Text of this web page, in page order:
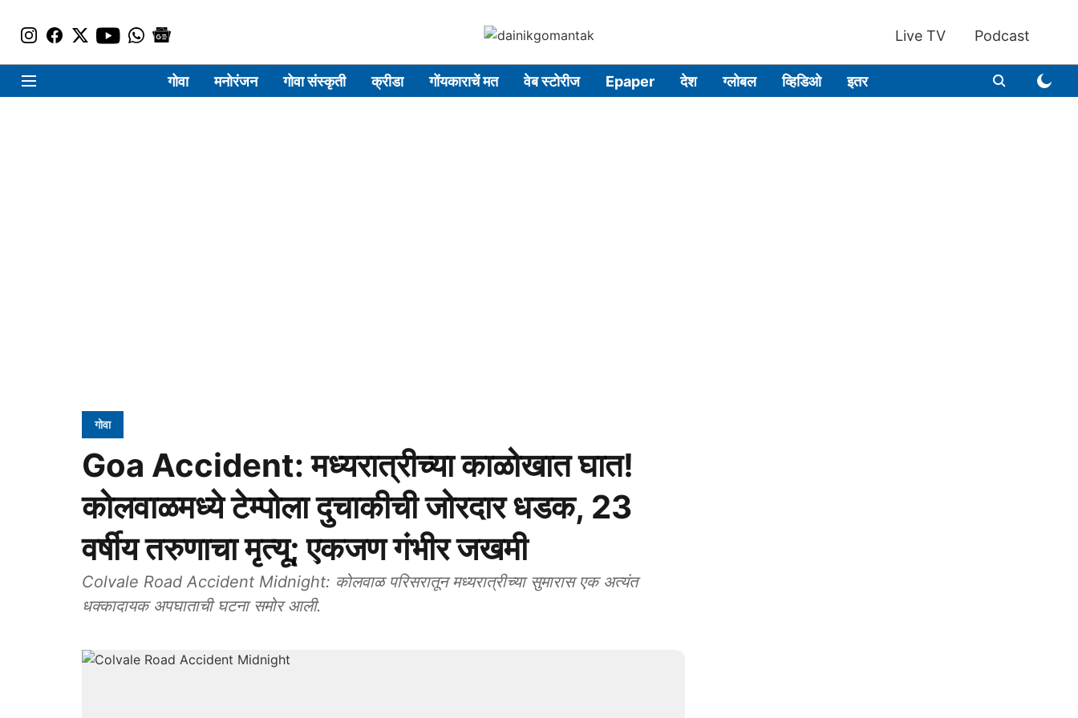
Live TV Podcast
गोवा मनोरंजन गोवा संस्कृती क्रीडा गोंयकाराचें मत वेब स्टोरीज Epaper देश ग्लोबल व्हिडिओ इतर
गोवा
Goa Accident: मध्यरात्रीच्या काळोखात घात!
कोलवाळमध्ये टेम्पोला दुचाकीची जोरदार धडक, 23
वर्षीय तरुणाचा मृत्यू; एकजण गंभीर जखमी
Colvale Road Accident Midnight: कोलवाळ परिसरातून मध्यरात्रीच्या सुमारास एक अत्यंत
धक्कादायक अपघाताची घटना समोर आली.